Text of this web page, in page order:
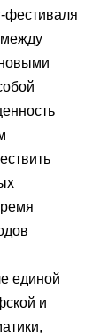
фестиваля
между
единой
и